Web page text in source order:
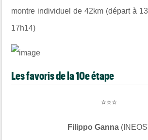
montre individuel de 42km (départ à
17h14)
Les favoris de la 10e étape
⭐⭐⭐
Filippo Ganna